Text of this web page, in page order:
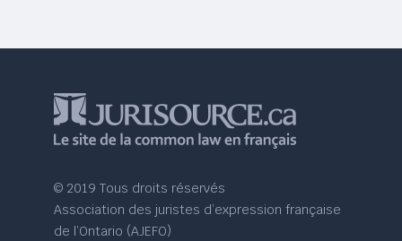
© 2019 Tous droits réservés
Association des juristes d’expression française
de l’Ontario (AJEFO)